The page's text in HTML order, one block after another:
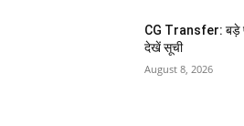
CG Transfer: बड़े
देखें सूची
August 8, 2026